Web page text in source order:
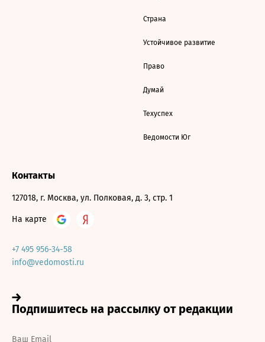
Страна
Устойчивое развитие
Право
Думай
Техуспех
Ведомости Юг
Контакты
127018, г. Москва, ул. Полковая, д. 3, стр. 1
На карте
+7 495 956-34-58
info@vedomosti.ru